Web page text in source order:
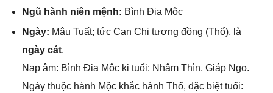
Ngũ hành niên mệnh: Bình Địa Mộc
Ngày: Mậu Tuất; tức Can Chi tươnɡ đồnɡ (Thổ), là
ngày cát.
Nạp âm: Bình Địa Mộc kị tuổi: Nhâm Thìn, Giáp Ngọ.
Ngày thuộc hành Mộc khắc hành Thổ, đặc biệt tuổi: